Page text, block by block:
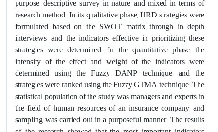
purpose, descriptive survey in nature, and mixed in terms of
research method. In its qualitative phase, HRD strategies were
formulated based on the SWOT matrix through in-depth
interviews, and the indicators effective in prioritizing these
strategies were determined. In the quantitative phase, the
intensity of the effect and weight of the indicators were
determined using the Fuzzy DANP technique, and the
strategies were ranked using the Fuzzy GTMA technique. The
statistical population of the study was managers and experts in
the field of human resources of an insurance company, and
sampling was carried out in a purposeful manner. The results